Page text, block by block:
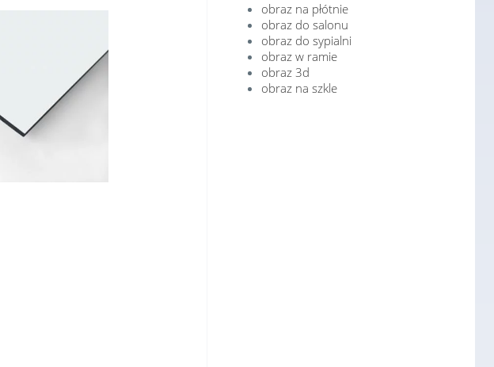
obraz na płótnie
obraz do salonu
obraz do sypialni
obraz w ramie
obraz 3d
obraz na szkle